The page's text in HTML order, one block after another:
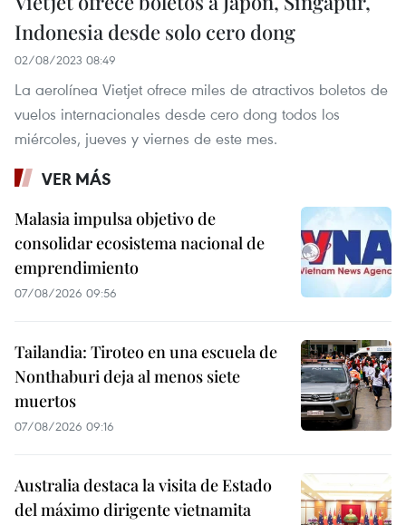
Indonesia desde solo cero dong
02/08/2023 08:49
La aerolínea Vietjet ofrece miles de atractivos boletos de
vuelos internacionales desde cero dong todos los
miércoles, jueves y viernes de este mes.
VER MÁS
Malasia impulsa objetivo de
consolidar ecosistema nacional de
emprendimiento
07/08/2026 09:56
Tailandia: Tiroteo en una escuela de
Nonthaburi deja al menos siete
muertos
07/08/2026 09:16
Australia destaca la visita de Estado
del máximo dirigente vietnamita